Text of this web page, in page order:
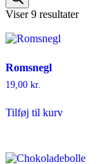
Viser 9 resultaterSorteret
Romsnegl
19,00 kr.
Tilføj til kurv